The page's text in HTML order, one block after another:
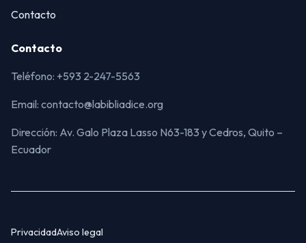
Contacto
Contacto
Teléfono: +593 2-247-5563
Email: contacto@labibliadice.org
Dirección: Av. Galo Plaza Lasso N63-183 y Cedros, Quito –
Ecuador
PrivacidadAviso legal